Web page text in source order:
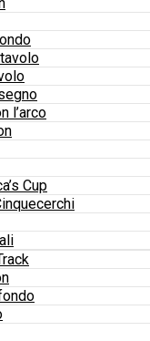
l’arco
Cup